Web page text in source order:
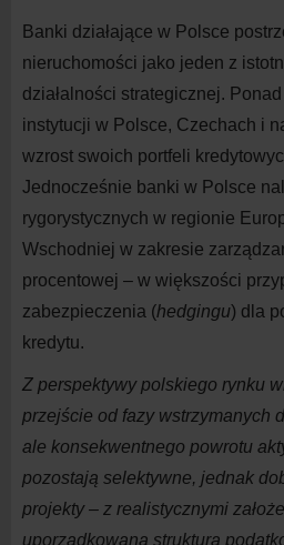
Banki działające w Polsce
nieruchomości jako jeden z
działalności strategicznej.
instytucji w Polsce, Czechach i
wzrost swoich portfeli
Jednocześnie banki w Polsce
rygorystycznych w regionie
Wschodniej w zakresie
procentowej – w większości
zabezpieczenia (hedgingu) dla
kredytu.
Z perspektywy polskiego rynku
przejście od fazy wstrzymanych
ale konsekwentnego powrotu
pozostają selektywne, jednak
projekty – z realistycznymi
uporządkowaną strukturą